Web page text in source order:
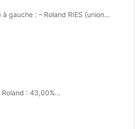
gauche : – Roland RIES (union…
Roland : 43,00%…